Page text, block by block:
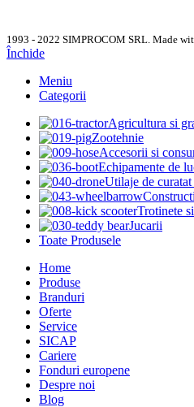
1993 - 2022 SIMPROCOM SRL. Made
Închide
Meniu
Categorii
Agricultura si
Zootehnie
Accesorii si
Echipamente de
Utilaje de curatat
Trotinete
Jucarii
Toate Produsele
Home
Produse
Branduri
Oferte
Service
SICAP
Cariere
Fonduri europene
Despre noi
Blog